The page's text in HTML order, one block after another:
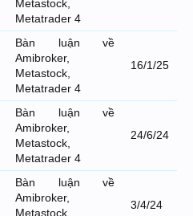
Metastock,
Metatrader 4
Bàn luận về
Amibroker,
Metastock,
Metatrader 4
16/1/25
Bàn luận về
Amibroker,
Metastock,
Metatrader 4
24/6/24
Bàn luận về
Amibroker,
Metastock,
3/4/24